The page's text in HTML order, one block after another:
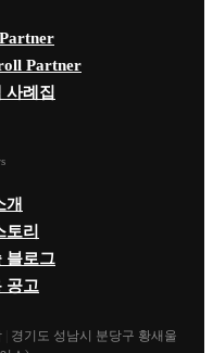
Partner
사례집
개
토리
블로그
공고
경기도 성남시 분당구 황새울